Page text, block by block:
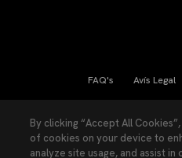
FAQ's Avís Legal
Llei de Transparència
By clicking “Accept All
of cookies on your device to
analyze site usage, and assist